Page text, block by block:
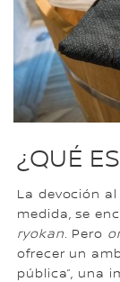
¿QUÉ
La devoción al
medida, se
ryokan. Pero
ofrecer un
pública”, una